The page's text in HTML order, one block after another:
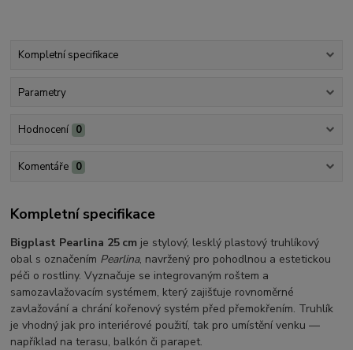
Kompletní specifikace
Parametry
Hodnocení 0
Komentáře 0
Kompletní specifikace
Bigplast Pearlina 25 cm je stylový, lesklý plastový truhlíkový
obal s označením Pearlina, navržený pro pohodlnou a estetickou
péči o rostliny. Vyznačuje se integrovaným roštem a
samozavlažovacím systémem, který zajišťuje rovnoměrné
zavlažování a chrání kořenový systém před přemokřením. Truhlík
je vhodný jak pro interiérové použití, tak pro umístění venku —
například na terasu, balkón či parapet.